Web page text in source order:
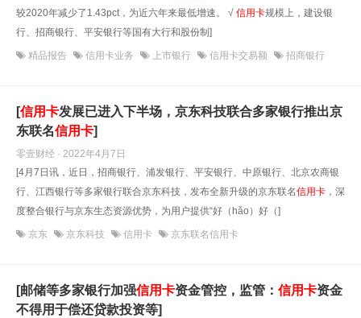
较2020年减少了1.43pct，为近六年来最低增速。 √ 信用卡规模上，建设银
行、招商银行、平安银行等国有大行和股份制]
精品报告 信用卡业务 上市银行 信用卡交易额 招商银行
[信用卡发展已进入下半场，京东科技联合多家银行推出京
东联名信用卡]
零壹财经 · 2022年4月7日
[4月7日讯，近日，招商银行、浦发银行、平安银行、中原银行、北京农商银
行、江西银行等多家银行联合京东科技，发布全新升级的京东联名信用卡 ，深
度整合银行与京东生态资源优势，为用户提供“好（hǎo）好（]
京东 京东科技 信用卡 京东联名信用卡
[邮储等多家银行加强信用卡资金管控，监管： 信用卡资金
不得用于偿还贷款投资等]